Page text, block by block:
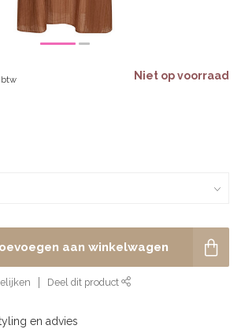
btw Niet op voorraad
aan winkelwagen
Deel dit product
en advies